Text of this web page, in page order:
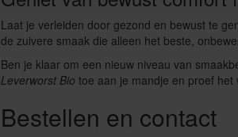
Laat je verleiden door gezond en bewust te
de zuivere smaak die alleen het beste,
Ben je klaar om een nieuw niveau van
Leverworst Bio toe aan je mandje en proef het
Bestellen en contact